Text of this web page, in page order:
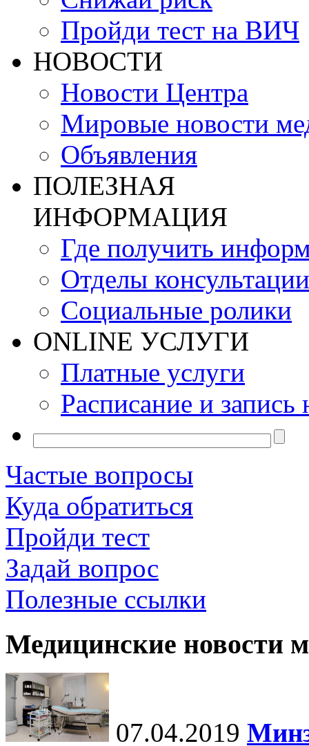
Пройди тест на ВИЧ
НОВОСТИ
Новости Центра
Мировые новости
Объявления
ПОЛЕЗНАЯ
ИНФОРМАЦИЯ
Где получить
Отделы консультации
Социальные ролики
ONLINE УСЛУГИ
Платные услуги
Расписание и запись
Частые вопросы
Куда обратиться
Пройди тест
Задай вопрос
Полезные ссылки
Медицинские новости
07.04.2019